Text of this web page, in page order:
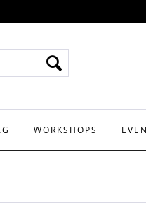
WORKSHOPS